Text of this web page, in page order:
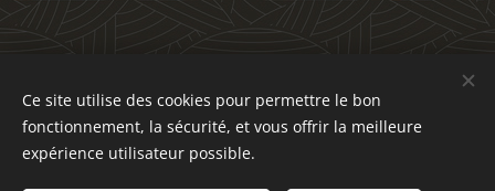
© 2024École de taekwondo. Tous droits réservés.
Ce site utilise des cookies pour permettre le bon
fonctionnement, la sécurité, et vous offrir la meilleure
expérience utilisateur possible.